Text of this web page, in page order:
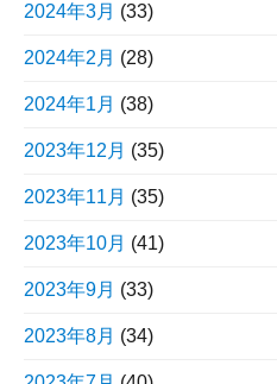
2024年3月 (33)
2024年2月 (28)
2024年1月 (38)
2023年12月 (35)
2023年11月 (35)
2023年10月 (41)
2023年9月 (33)
2023年8月 (34)